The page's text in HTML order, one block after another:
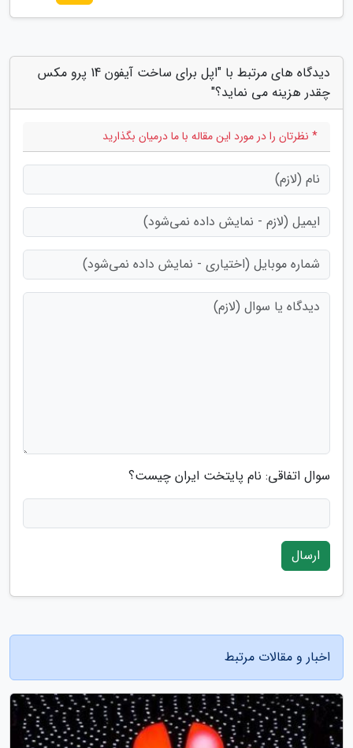
دیدگاه های مرتبط با "اپل برای ساخت آیفون 14 پرو مکس
چقدر هزینه می نماید؟"
* نظرتان را در مورد این مقاله با ما درمیان بگذارید
سوال اتفاقی: نام پایتخت ایران چیست؟
ارسال
اخبار و مقالات مرتبط